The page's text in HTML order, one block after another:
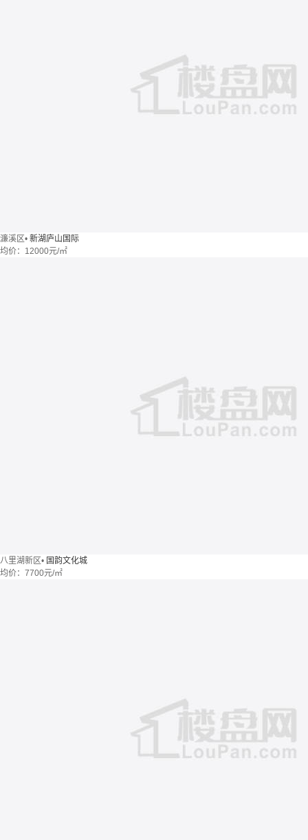
濂溪区• 新湖庐山国际
均价： 12000元/㎡
八里湖新区• 国韵文化城
均价： 7700元/㎡